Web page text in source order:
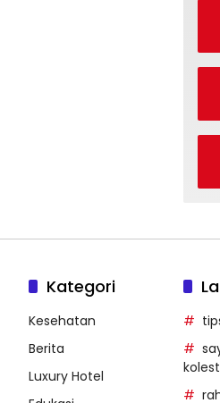
Kategori
Kesehatan
Berita
Luxury Hotel